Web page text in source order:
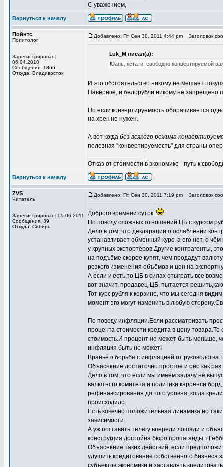
С уважением,
Вернуться к началу
Пойнтс
Политолог
Зарегистрирован:
06.04.2010
Сообщения: 1866
Откуда: Владивосток
Добавлено: Пт Сен 30, 2011 4:44 pm Заголовок
Luk_M писал(а):
Юань, кстати, свободно конвертируемой
И это обстоятельство никому не мешает
Наверное, и белорубли никому не запрещено
Но если конвертируемость оборачивается
на хрен не нужен.
А вот когда без всякого режима
полезная "конвертируемость" для страны
Отказ от стоимости в экономике - путь к
Вернуться к началу
ZVS
Читатель
Зарегистрирован: 05.06.2011
Сообщения: 39
Откуда: Сибирь
Добавлено: Пт Сен 30, 2011 7:19 pm Заголовок
Доброго времени суток.
По поводу сложных отношений ЦБ с курсом
Дело в том, что декларации о ослаблении
устанавливает обменный курс, а его нет, о
у крупных экспортёров.Другие контрагенты,
на подъёме скорее купят, чем продадут
резкого изменения объёмов и цен на
А если и есть,то ЦБ в силах отыграть все
вот значит, продавец-ЦБ, пытается
Тот курс рубля к корзине, что мы сегодня
момент его могут изменить в любую
По поводу инфляции.Если рассматривать
процента стоимости кредита в цену товара.То
стоимость.И процент не может быть меньше,
инфляция быть не может!
Враньё о борьбе с инфляцией от
Объяснение достаточно простое и оно как раз
Дело в том, что если мы имеем задачу не
валютного комитета и политики карренси
рефинансирования до того уровня, когда
происходило.
Есть конечно положительная динамика,но
зависимости.
А уж поставить телегу впереди лошади и
конструкция достойна бюро пропаганды
Объяснение таких действий, если
удушить кредитование собственного бизнеса
субъектов экономики,и заставлять